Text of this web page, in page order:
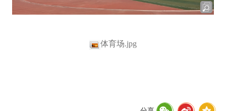
体育场.jpg